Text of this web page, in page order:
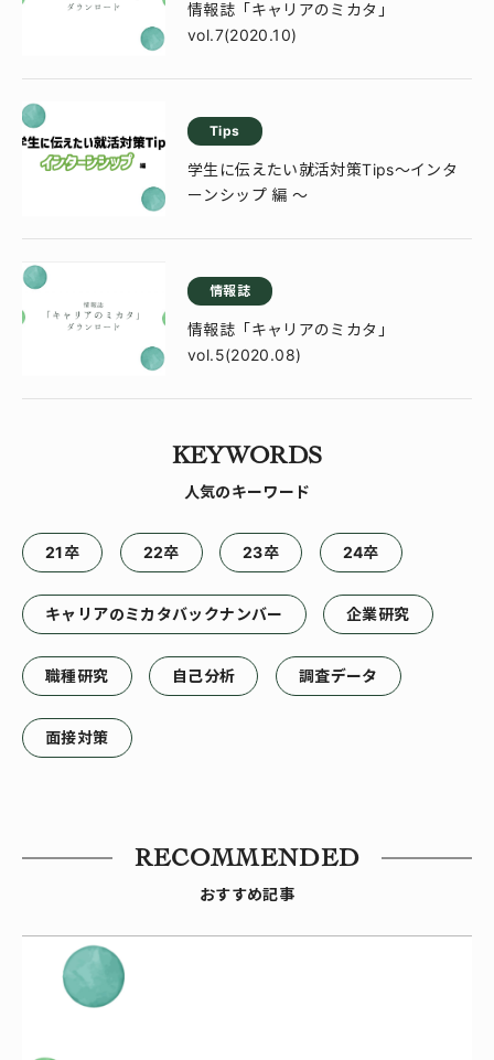
情報誌「キャリアのミカタ」
vol.7(2020.10)
Tips
学生に伝えたい就活対策Tips～インタ
ーンシップ 編 ～
情報誌
情報誌「キャリアのミカタ」
vol.5(2020.08)
KEYWORDS
人気のキーワード
21卒 22卒 23卒 24卒
キャリアのミカタバックナンバー 企業研究
職種研究 自己分析 調査データ
面接対策
RECOMMENDED
おすすめ記事